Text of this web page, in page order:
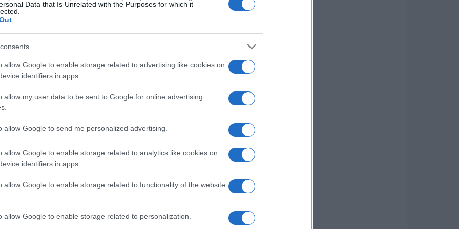
Data that Is Unrelated with the Purposes for which it
allow Google to enable storage related to advertising like cookies on
identifiers in apps.
allow my user data to be sent to Google for online advertising
allow Google to send me personalized advertising.
allow Google to enable storage related to analytics like cookies on
identifiers in apps.
allow Google to enable storage related to functionality of the website
allow Google to enable storage related to personalization.
de RIC Energy con el medio ambiente. Giuseppe
ha subrayado que este proyecto no solo
evitará la emisión de cerca de 38.000 toneladas de
energética italiana y global. Es como si cada
contra el cambio climático.